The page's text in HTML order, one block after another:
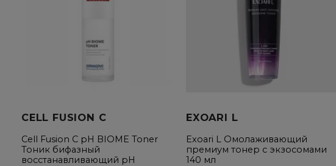
CELL FUSION C
Cell Fusion C pH BIOME Toner
Тоник бифазный
восстанавливающий pH
EXOARI L
Exoari L Омолаживающий
премиум тонер с экзосомами
140 мл